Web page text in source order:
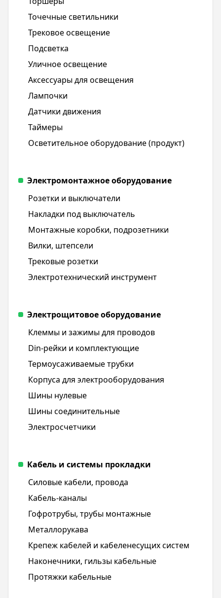
Точечные светильники
Трековое освещение
Подсветка
Уличное освещение
Аксессуары для освещения
Лампочки
Датчики движения
Таймеры
Осветительное оборудование (продукт)
Электромонтажное оборудование
Розетки и выключатели
Накладки под выключатель
Монтажные коробки, подрозетники
Вилки, штепсели
Трековые розетки
Электротехнический инструмент
Электрощитовое оборудование
Клеммы и зажимы для проводов
Din-рейки и комплектующие
Термоусаживаемые трубки
Корпуса для электрооборудования
Шины нулевые
Шины соединительные
Электросчетчики
Кабель и системы прокладки
Силовые кабели, провода
Кабель-каналы
Гофротрубы, трубы монтажные
Металлорукава
Крепеж кабелей и кабеленесущих систем
Наконечники, гильзы кабельные
Протяжки кабельные